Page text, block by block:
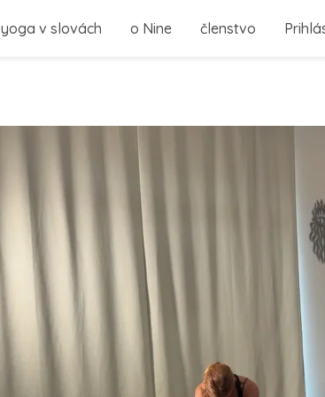
yoga v slovách o Nine členstvo